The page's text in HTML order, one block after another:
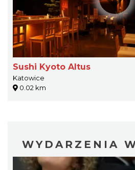
Sushi Kyoto Altus
Katowice
0.02 km
WYDARZENIA